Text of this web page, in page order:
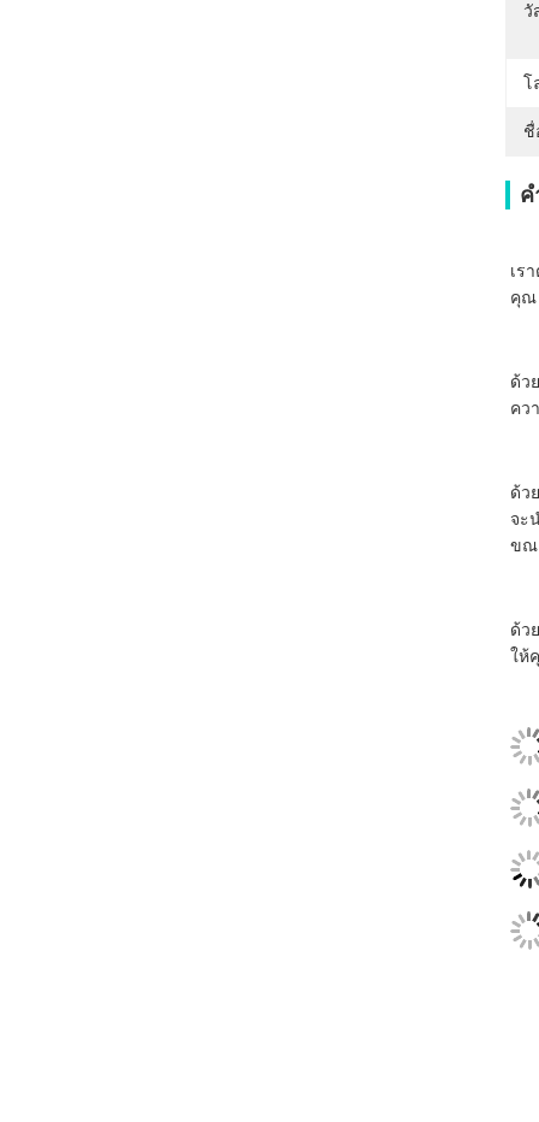
วั
โ
ชื่
คํ
เร
คุณ
ด้ว
คว
ด้ว
จะ
ขณ
ด้ว
ให้